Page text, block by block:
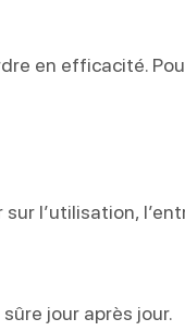
en efficacité.
l’utilisation,
jour après jour.